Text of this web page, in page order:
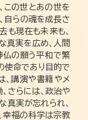
この世とあの世を
自らの魂を成長さ
も現在も未来も、
真実を広め、人間
仏の願う平和で繁
使命であり目的で
、講演や書籍やメ
さらには、政治や
真実が忘れられ、
幸福の科学は宗教